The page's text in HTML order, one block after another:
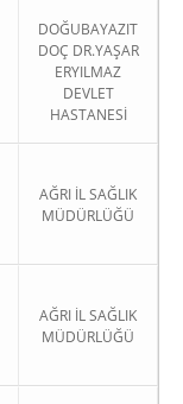
DOĞUBAYAZIT
DOÇ DR.YAŞAR
ERYILMAZ
DEVLET
HASTANESİ
AĞRI İL SAĞLIK
MÜDÜRLÜĞÜ
AĞRI İL SAĞLIK
MÜDÜRLÜĞÜ